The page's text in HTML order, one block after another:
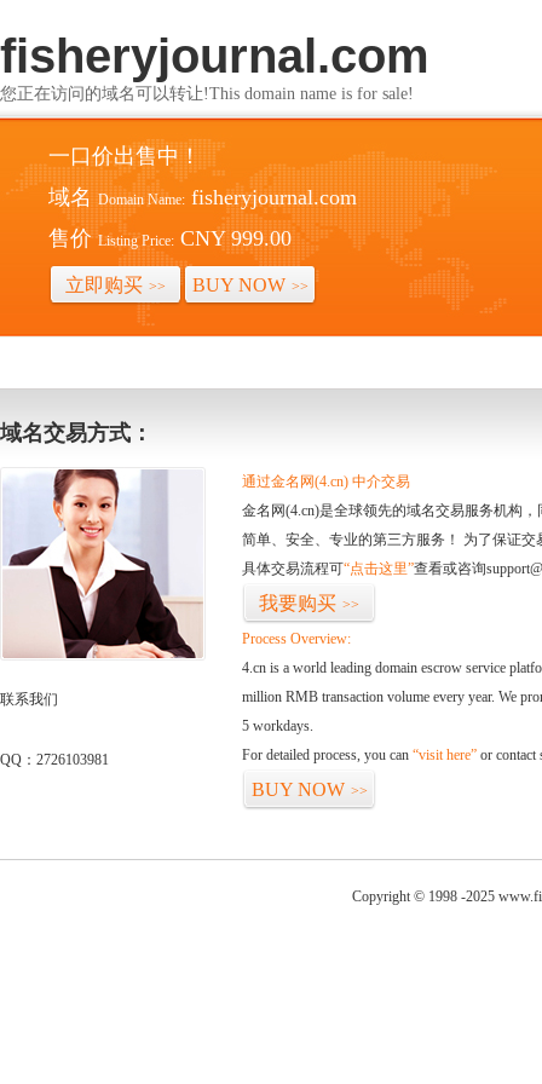
fisheryjournal.com
您正在访问的域名可以转让!This domain name is for sale!
一口价出售中！
域名 Domain Name: fisheryjournal.com
售价 Listing Price: CNY 999.00
立即购买 >> BUY NOW >>
域名交易方式：
联系我们
QQ：2726103981
通过金名网(4.cn) 中介交易
金名网(4.cn)是全球领先的域名交易服务机构
简单、安全、专业的第三方服务！ 为了保证
具体交易流程可“点击这里”查看或咨询
我要购买 >>
Process Overview:
4.cn is a world leading domain escrow service
million RMB transaction volume every year. We
5 workdays.
For detailed process, you can “visit here” or contact
BUY NOW >>
Copyright © 1998 -2025